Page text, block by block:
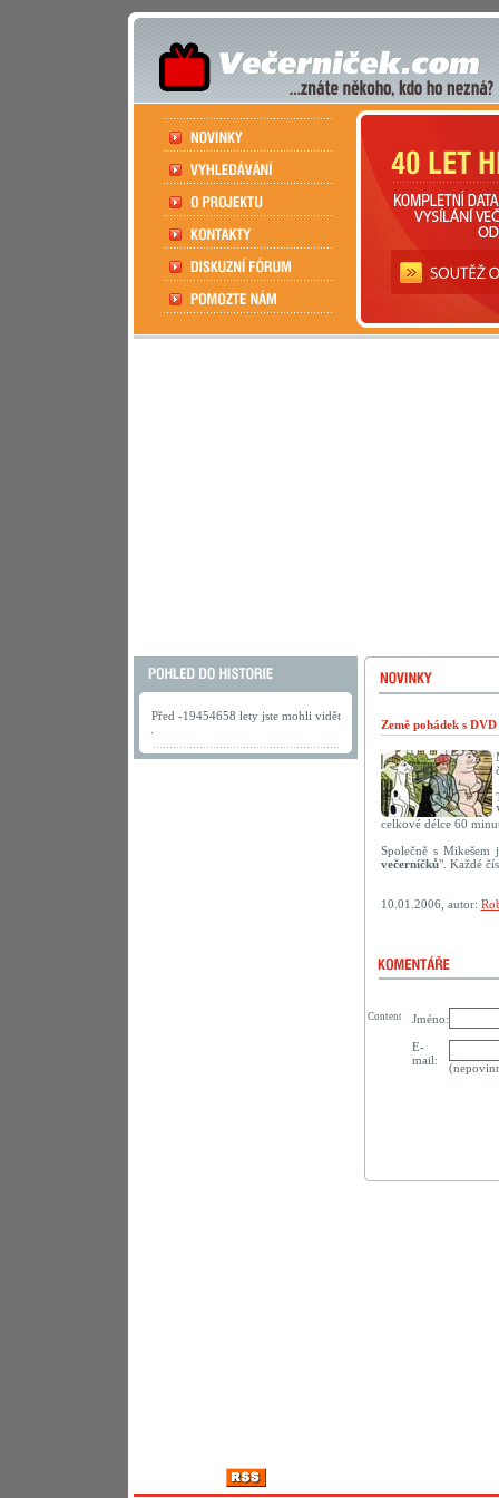
Před -19454658 lety jste mohli vidět
Země pohádek s
celkové délce 60
Společně s
večerníčků". Každé
10.01.2006, autor:
Jméno:
E-
mail:
Content